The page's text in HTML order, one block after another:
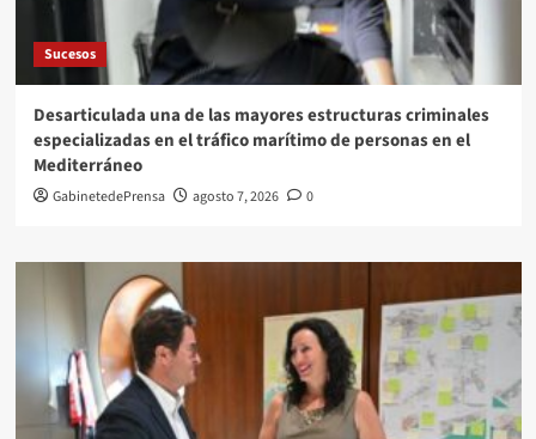
Sucesos
Desarticulada una de las mayores estructuras criminales
especializadas en el tráfico marítimo de personas en el
Mediterráneo
GabinetedePrensa agosto 7, 2026 0